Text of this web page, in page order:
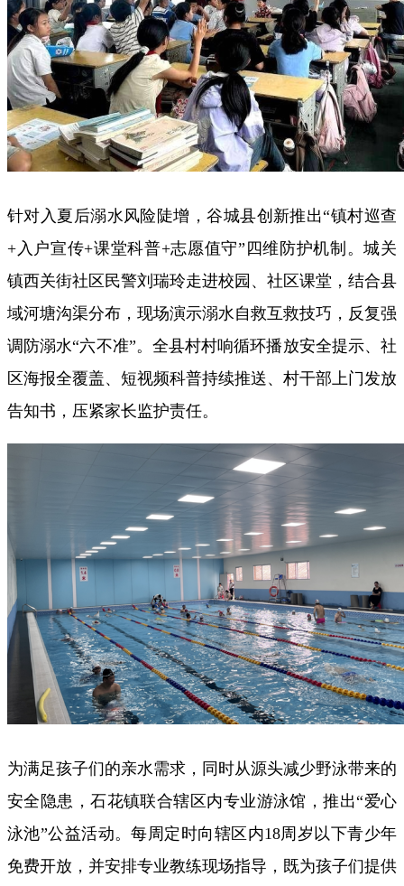
针对入夏后溺水风险陡增，谷城县创新推出“镇村巡查
+入户宣传+课堂科普+志愿值守”四维防护机制。城关
镇西关街社区民警刘瑞玲走进校园、社区课堂，结合县
域河塘沟渠分布，现场演示溺水自救互救技巧，反复强
调防溺水“六不准”。全县村村响循环播放安全提示、社
区海报全覆盖、短视频科普持续推送、村干部上门发放
告知书，压紧家长监护责任。
为满足孩子们的亲水需求，同时从源头减少野泳带来的
安全隐患，石花镇联合辖区内专业游泳馆，推出“爱心
泳池”公益活动。每周定时向辖区内18周岁以下青少年
免费开放，并安排专业教练现场指导，既为孩子们提供